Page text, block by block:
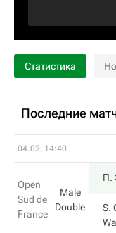
Статистика
Последние
04.02, 14:40
Open
Sud de
France
Male
Double
П.
S.